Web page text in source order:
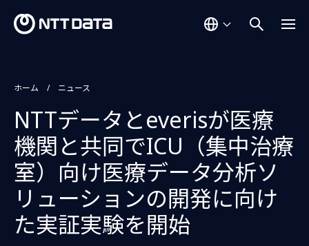
ホーム ニュース
NTTデータとeverisが医療
機関と共同でICU（集中治療
室）向け医療データ分析ソ
リューションの開発に向け
た実証実験を開始